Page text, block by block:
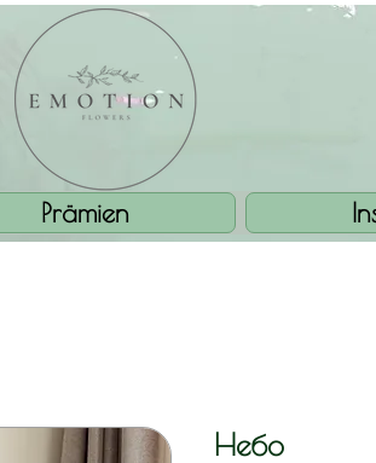
Prämien
Небо